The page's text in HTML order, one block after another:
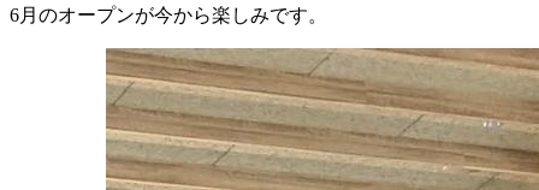
6月のオープンが今から楽しみです。